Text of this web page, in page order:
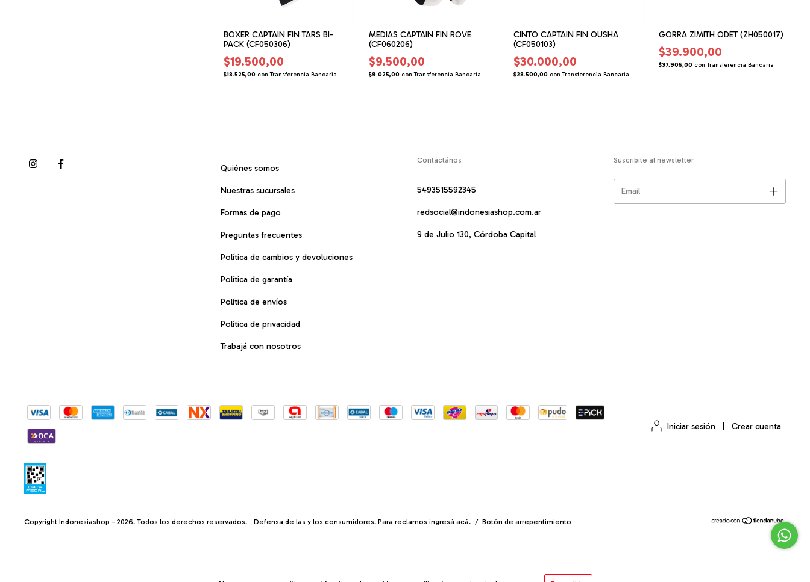
BOXER CAPTAIN FIN TARS BI-
PACK (CF050306)
$19.500,00
$18.525,00 con Transferencia Bancaria
MEDIAS CAPTAIN FIN ROVE
(CF060206)
$9.500,00
$9.025,00 con Transferencia Bancaria
CINTO CAPTAIN FIN OUSHA
(CF050103)
$30.000,00
$28.500,00 con Transferencia Bancaria
GORRA ZIMITH ODET (ZH050017)
$39.900,00
$37.905,00 con Transferencia Bancaria
Quiénes somos
Nuestras sucursales
Formas de pago
Preguntas frecuentes
Política de cambios y devoluciones
Política de garantía
Política de envíos
Política de privacidad
Trabajá con nosotros
Contactános
5493515592345
redsocial@indonesiashop.com.ar
9 de Julio 130, Córdoba Capital
Suscribite al newsletter
Iniciar sesión Crear cuenta
Copyright Indonesiashop - 2026. Todos los derechos reservados. Defensa de las y los consumidores. Para reclamos ingresá acá. / Botón de arrepentimiento